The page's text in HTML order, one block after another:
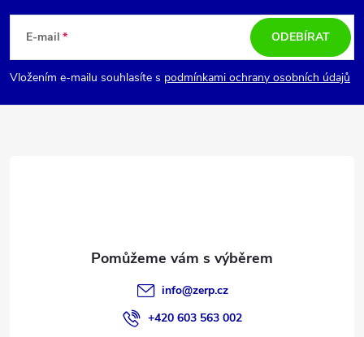
p
a
E-mail
Vložením e-mailu souhlasíte s podmínkami ochrany osobních údajů
ODEBÍRAT
info@zerp.cz
+420 603 563 002